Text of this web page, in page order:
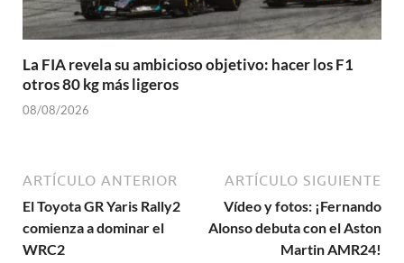
La FIA revela su ambicioso objetivo: hacer los F1
otros 80 kg más ligeros
08/08/2026
ARTÍCULO ANTERIOR
El Toyota GR Yaris Rally2
comienza a dominar el
WRC2
ARTÍCULO SIGUIENTE
Vídeo y fotos: ¡Fernando
Alonso debuta con el Aston
Martin AMR24!